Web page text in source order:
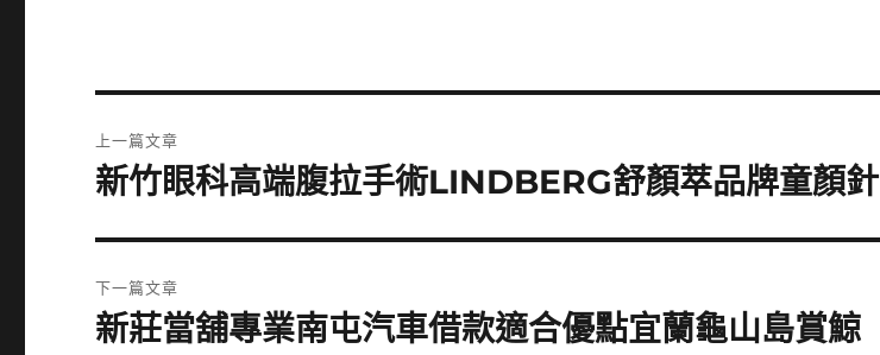
章
上一篇文章
上
篇
文
章:
新竹眼科高端腹拉手術LINDBERG舒顏萃品牌童顏針
下一篇文章
下
新莊當舖專業南屯汽車借款適合優點宜蘭龜山島賞鯨